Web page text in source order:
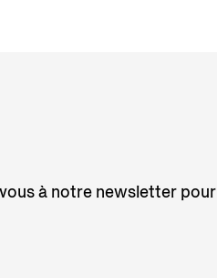
à notre newsletter